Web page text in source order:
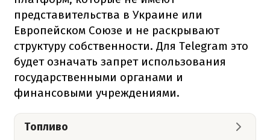
представительства в Украине или
Европейском Союзе и не раскрывают
структуру собственности. Для Telegram это
будет означать запрет использования
государственными органами и
финансовыми учреждениями.
Топливо